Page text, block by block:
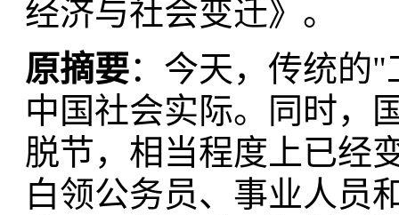
经济与社会变迁》。
原摘要：今天，传统的
中国社会实际。同时，
脱节，相当程度上已经
白领公务员、事业人员